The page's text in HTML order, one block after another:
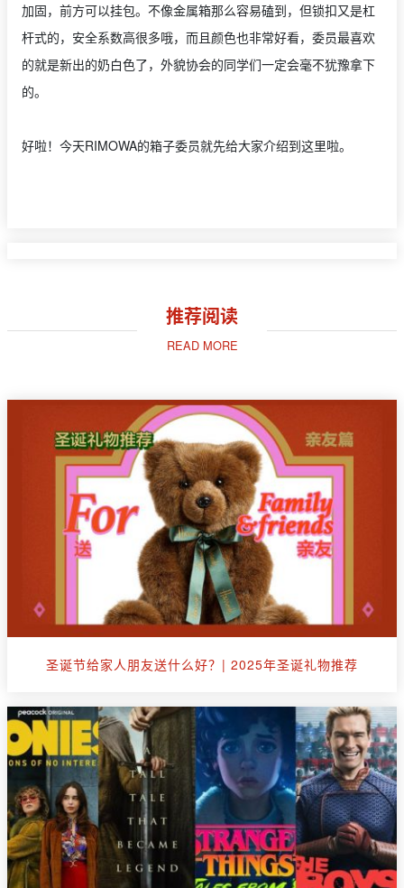
加固，前方可以挂包。不像金属箱那么容易磕到，但锁扣又是杠
杆式的，安全系数高很多哦，而且颜色也非常好看，委员最喜欢
的就是新出的奶白色了，外貌协会的同学们一定会毫不犹豫拿下
的。
好啦！今天RIMOWA的箱子委员就先给大家介绍到这里啦。
推荐阅读
READ MORE
圣诞节给家人朋友送什么好？| 2025年圣诞礼物推荐